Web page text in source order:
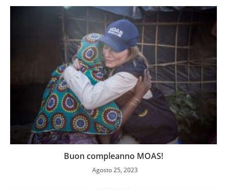
Buon compleanno MOAS!
Agosto 25, 2023